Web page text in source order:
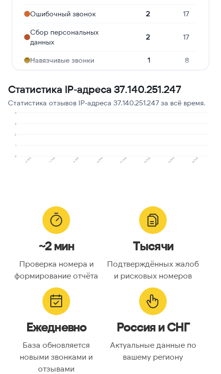
Ошибочный звонок 2 17
Сбор персональных
данных
2 17
Навязчивые звонки 1 8
Статистика IP-адреса 37.140.251.247
Статистика отзывов IP-адреса 37.140.251.247 за всё время.
0
1
2
3
4
10.2025 11.2025 12.2025 03.2026 04.2026 05.2026 06.2026 08.2026
~2 мин
Проверка номера и
формирование отчёта
Тысячи
Подтверждённых жалоб
и рисковых номеров
Ежедневно
База обновляется
новыми звонками и
отзывами
Россия и СНГ
Актуальные данные по
вашему региону